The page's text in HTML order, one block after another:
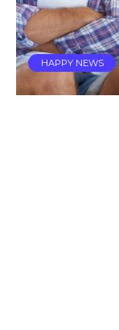
HAPPY NEWS